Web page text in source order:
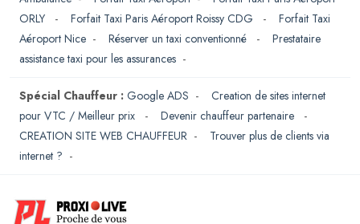
ORLY
- Forfait Taxi Paris Aéroport Roissy CDG - Forfait Taxi
Aéroport Nice - Réserver un taxi conventionné - Prestataire
assistance taxi pour les assurances -
Spécial Chauffeur : Google ADS - Creation de sites internet
pour VTC / Meilleur prix
- Devenir chauffeur partenaire
-
CREATION SITE WEB CHAUFFEUR - Trouver plus de clients via
internet ? -